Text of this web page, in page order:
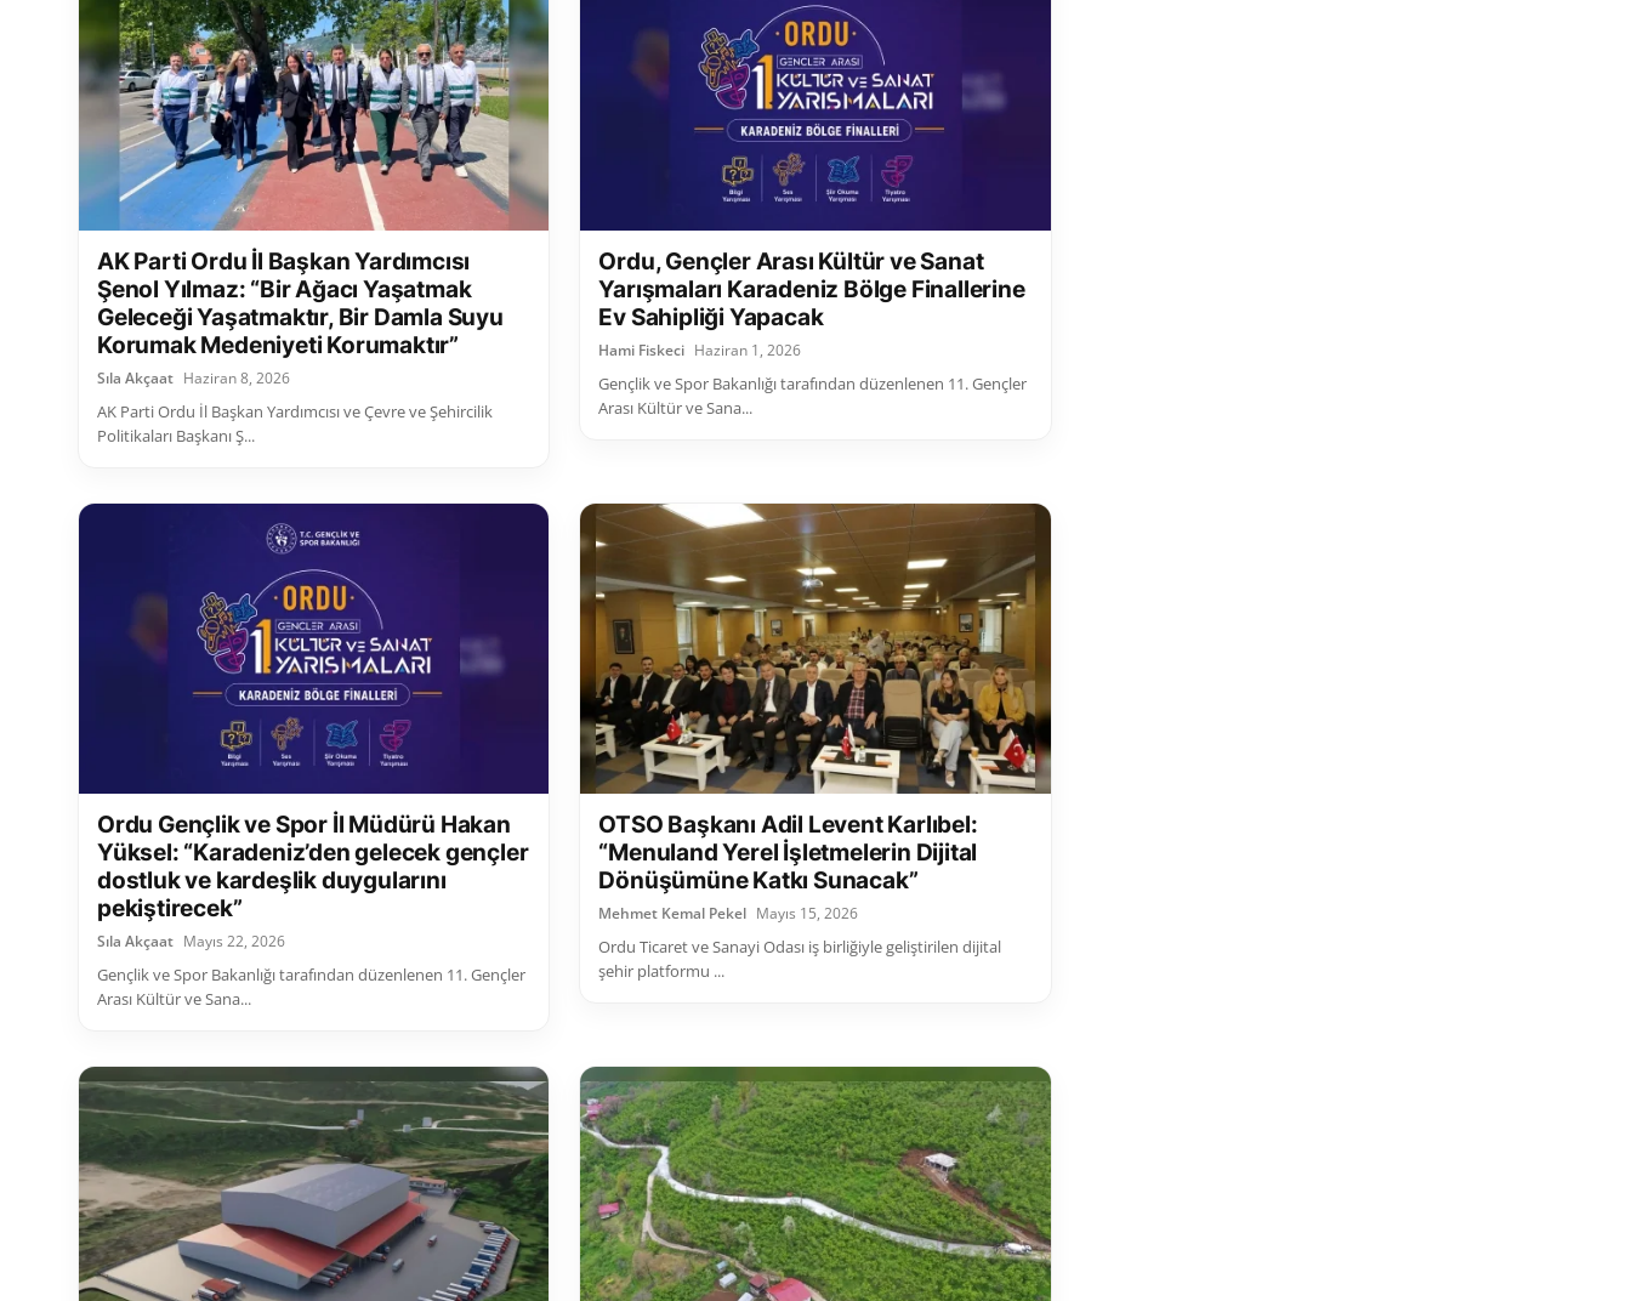
AK Parti Ordu İl Başkan Yardımcısı
Şenol Yılmaz: “Bir Ağacı Yaşatmak
Geleceği Yaşatmaktır, Bir Damla Suyu
Korumak Medeniyeti Korumaktır”
Sıla Akçaat Haziran 8, 2026
AK Parti Ordu İl Başkan Yardımcısı ve Çevre ve Şehircilik
Politikaları Başkanı Ş...
Ordu, Gençler Arası Kültür ve Sanat
Yarışmaları Karadeniz Bölge Finallerine
Ev Sahipliği Yapacak
Hami Fiskeci Haziran 1, 2026
Gençlik ve Spor Bakanlığı tarafından düzenlenen 11. Gençler
Arası Kültür ve Sana...
Ordu Gençlik ve Spor İl Müdürü Hakan
Yüksel: “Karadeniz’den gelecek gençler
dostluk ve kardeşlik duygularını
pekiştirecek”
Sıla Akçaat Mayıs 22, 2026
Gençlik ve Spor Bakanlığı tarafından düzenlenen 11. Gençler
Arası Kültür ve Sana...
OTSO Başkanı Adil Levent Karlıbel:
“Menuland Yerel İşletmelerin Dijital
Dönüşümüne Katkı Sunacak”
Mehmet Kemal Pekel Mayıs 15, 2026
Ordu Ticaret ve Sanayi Odası iş birliğiyle geliştirilen dijital
şehir platformu ...